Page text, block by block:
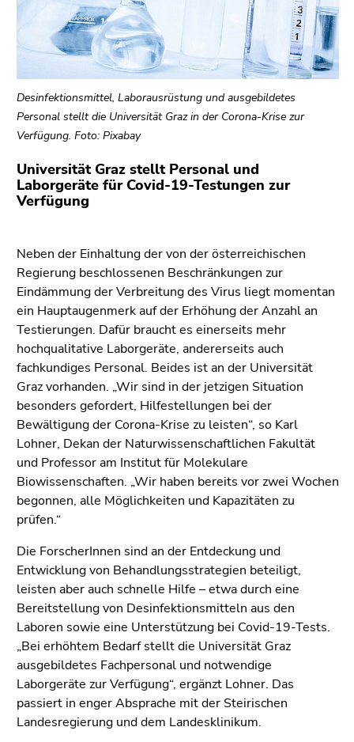
to
contents
(Accesskey
1)
Go
position
marker
(Accesskey
Go
main
navigation
(Accesskey
Go
to
additional
information
(Accesskey
5)
Go
page
(user/language)
(Accesskey
8)
Go
to
search
(Accesskey
9)
Desinfektionsmittel, Laborausrüstung und ausgebildetes
Personal stellt die Universität Graz in der Corona-Krise zur
Verfügung. Foto: Pixabay
Universität Graz stellt Personal und
Laborgeräte für Covid-19-Testungen zur
Verfügung
Neben der Einhaltung der von der österreichischen
Regierung beschlossenen Beschränkungen zur
Eindämmung der Verbreitung des Virus liegt momentan
ein Hauptaugenmerk auf der Erhöhung der Anzahl an
Testierungen. Dafür braucht es einerseits mehr
hochqualitative Laborgeräte, andererseits auch
fachkundiges Personal. Beides ist an der Universität
Graz vorhanden. „Wir sind in der jetzigen Situation
besonders gefordert, Hilfestellungen bei der
Bewältigung der Corona-Krise zu leisten“, so Karl
Lohner, Dekan der Naturwissenschaftlichen Fakultät
und Professor am Institut für Molekulare
Biowissenschaften. „Wir haben bereits vor zwei Wochen
begonnen, alle Möglichkeiten und Kapazitäten zu
prüfen.“
Die ForscherInnen sind an der Entdeckung und
Entwicklung von Behandlungsstrategien beteiligt,
leisten aber auch schnelle Hilfe – etwa durch eine
Bereitstellung von Desinfektionsmitteln aus den
Laboren sowie eine Unterstützung bei Covid-19-Tests.
„Bei erhöhtem Bedarf stellt die Universität Graz
ausgebildetes Fachpersonal und notwendige
Laborgeräte zur Verfügung“, ergänzt Lohner. Das
passiert in enger Absprache mit der Steirischen
Landesregierung und dem Landesklinikum.